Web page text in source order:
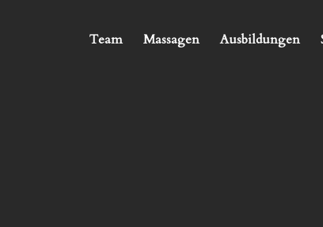
Team Massagen Ausbildungen